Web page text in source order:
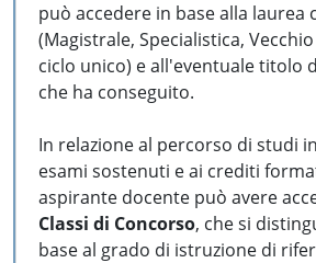
può accedere in base alla laurea
(Magistrale, Specialistica,
ciclo unico) e all'eventuale titolo
che ha conseguito.
In relazione al percorso di studi
esami sostenuti e ai crediti
aspirante docente può avere
Classi di Concorso, che si
base al grado di istruzione di